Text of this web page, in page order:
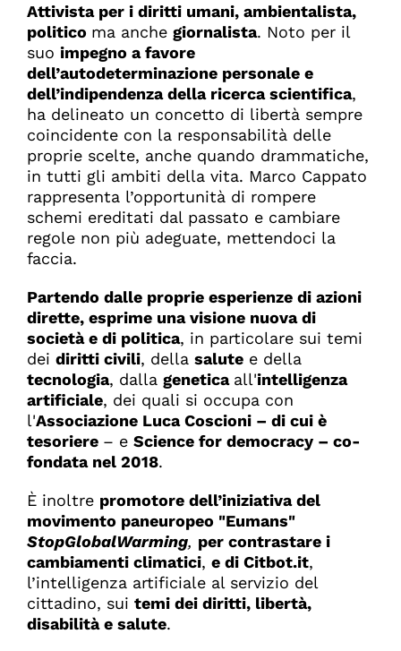
Attivista per i diritti umani, ambientalista,
politico ma anche giornalista. Noto per il
suo impegno a favore
dell’autodeterminazione personale e
dell’indipendenza della ricerca scientifica,
ha delineato un concetto di libertà sempre
coincidente con la responsabilità delle
proprie scelte, anche quando drammatiche,
in tutti gli ambiti della vita. Marco Cappato
rappresenta l’opportunità di rompere
schemi ereditati dal passato e cambiare
regole non più adeguate, mettendoci la
faccia.
Partendo dalle proprie esperienze di azioni
dirette, esprime una visione nuova di
società e di politica, in particolare sui temi
dei diritti civili, della salutee della
tecnologia, dalla genetica all'intelligenza
artificiale, dei quali si occupa con
l'Associazione Luca Coscioni – di cui è
tesoriere – e Science for democracy – co-
fondata nel 2018.
È inoltre promotore dell’iniziativadel
movimento paneuropeo "Eumans"
StopGlobalWarming, per contrastare i
cambiamenti climatici, e di Citbot.it,
l’intelligenza artificiale al servizio del
cittadino, sui temi dei diritti, libertà,
disabilità e salute.